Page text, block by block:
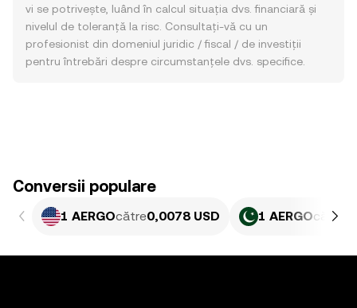
vi se potrivește, luând în calcul situația dvs. financiară și
nivelul de toleranță la risc. Consultați-vă cu un
profesionist din domeniul juridic / fiscal / de investiții
pentru întrebări despre circumstanțele dvs. specifice.
Conversii populare
1 AERGOcătre0,0078 USD 1 AERGOcătre